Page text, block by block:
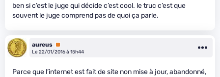
ben si c’est le juge qui décide c’est cool. le truc c’est que
souvent le juge comprend pas de quoi ça parle.
aureus Premium
Le 22/01/2016 à 15h44
Parce que l’internet est fait de site non mise à jour, abandonné,